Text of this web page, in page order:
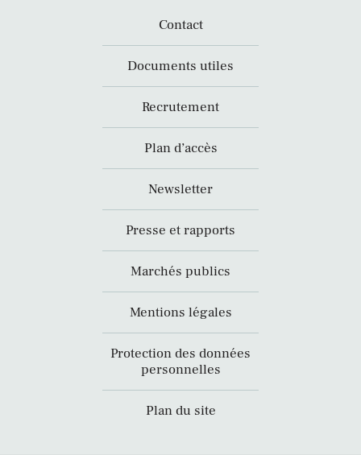
Contact
Documents utiles
Recrutement
Plan d’accès
Newsletter
Presse et rapports
Marchés publics
Mentions légales
Protection des données
personnelles
Plan du site